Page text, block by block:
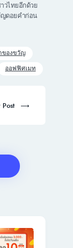
วไทยอีกด้วย
ญดอยคำก่อน
ของขวัญ
ออฟฟิศเมท
Post